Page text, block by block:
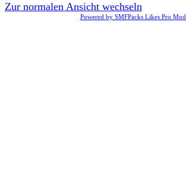
Zur normalen Ansicht wechseln
Powered by SMFPacks Likes Pro Mod